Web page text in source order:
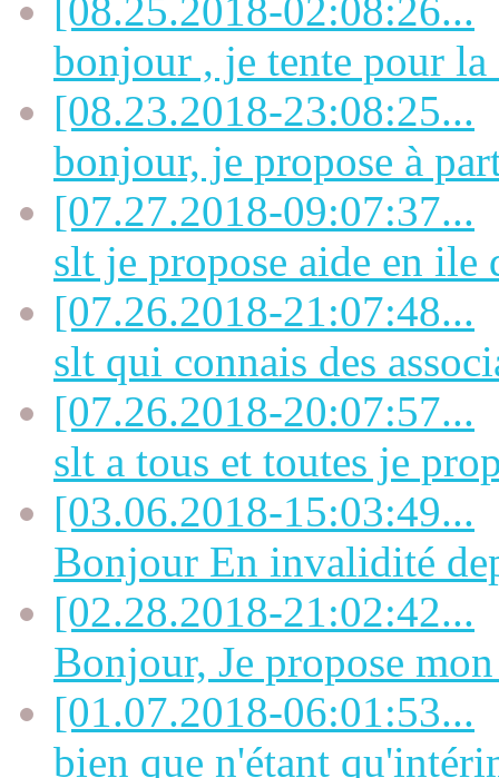
[08.25.2018-02:08:26...
bonjour , je tente pour la
[08.23.2018-23:08:25...
bonjour, je propose à
[07.27.2018-09:07:37...
slt je propose aide en ile
[07.26.2018-21:07:48...
slt qui connais des
[07.26.2018-20:07:57...
slt a tous et toutes je
[03.06.2018-15:03:49...
Bonjour En invalidité
[02.28.2018-21:02:42...
Bonjour, Je propose
[01.07.2018-06:01:53...
bien que n'étant